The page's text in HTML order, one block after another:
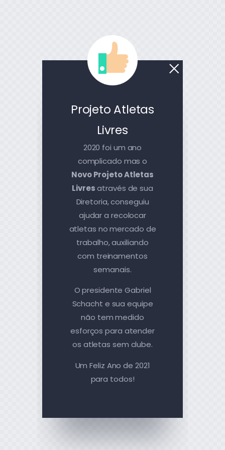
Projeto Atletas
Livres
2020 foi um ano
complicado mas o
Novo Projeto Atletas
Livresatravés de sua
Diretoria, conseguiu
ajudar a recolocar
atletas no mercado de
trabalho, auxiliando
com treinamentos
semanais.
O presidente Gabriel
Schacht e sua equipe
não tem medido
esforços para atender
os atletas sem clube.
Um Feliz Ano de 2021
para todos!